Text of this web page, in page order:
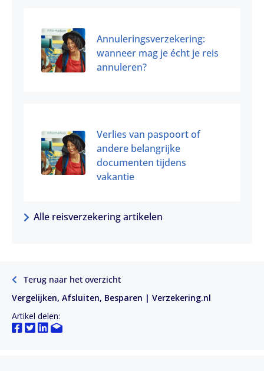
Annuleringsverzekering:
wanneer mag je écht je reis
annuleren?
Verlies van paspoort of
andere belangrijke
documenten tijdens
vakantie
Alle reisverzekering artikelen
Terug naar het overzicht
Vergelijken, Afsluiten, Besparen | Verzekering.nl
Artikel delen: